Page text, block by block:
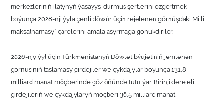
merkezleriniň ilatynyň ýaşaýyş-durmuş şertlerini özgertmek
boýunça 2028-nji ýyla çenli döwür üçin rejelenen görnüşdäki Milli
maksatnamasy” çärelerini amala aşyrmaga gönükdiriler.
2026-njy ýyl üçin Türkmenistanyň Döwlet býujetiniň jemlenen
görnüşiniň taslamasy girdejiler we çykdajylar boýunça 131,8
milliard manat möçberinde göz öňünde tutulýar. Birinji derejeli
girdejileriň we çykdajylaryň möçberi 36,5 milliard manat